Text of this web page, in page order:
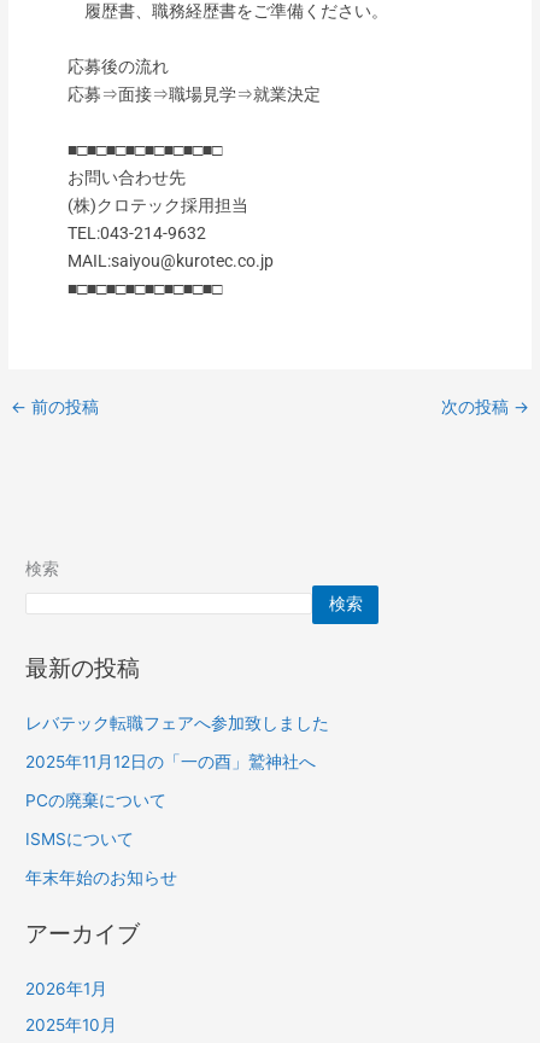
履歴書、職務経歴書をご準備ください。
応募後の流れ
応募⇒面接⇒職場見学⇒就業決定
■□■□■□■□■□■□■□■□
お問い合わせ先
(株)クロテック採用担当
TEL:043-214-9632
MAIL:saiyou@kurotec.co.jp
■□■□■□■□■□■□■□■□
← 前の投稿 次の投稿 →
検索
検索
最新の投稿
レバテック転職フェアへ参加致しました
2025年11月12日の「一の酉」鷲神社へ
PCの廃棄について
ISMSについて
年末年始のお知らせ
アーカイブ
2026年1月
2025年10月